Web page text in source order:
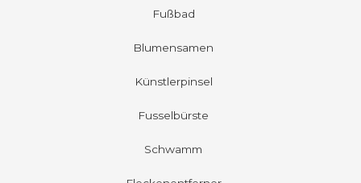
Fußbad
Blumensamen
Künstlerpinsel
Fusselbürste
Schwamm